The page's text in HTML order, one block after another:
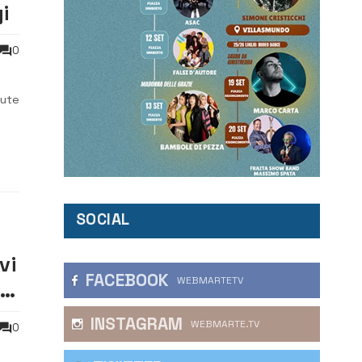
0
0
SOCIAL
FACEBOOK WEBMARTETV
INSTAGRAM WEBMARTE.TV